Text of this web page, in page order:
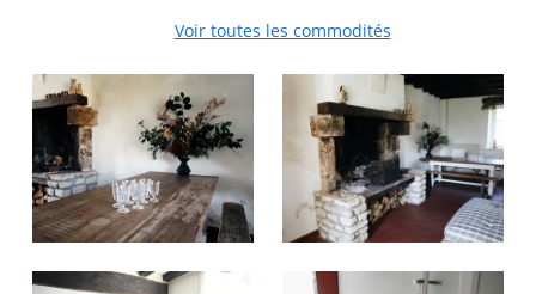
Voir toutes les commodités